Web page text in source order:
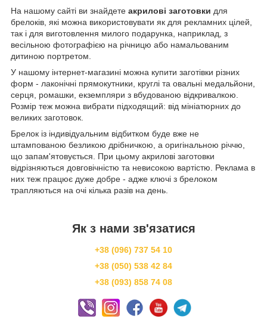
На нашому сайті ви знайдете акрилові заготовки для
брелоків, які можна використовувати як для рекламних цілей,
так і для виготовлення милого подарунка, наприклад, з
весільною фотографією на річницю або намальованим
дитиною портретом.
У нашому інтернет-магазині можна купити заготівки різних
форм - лаконічні прямокутники, круглі та овальні медальйони,
серця, ромашки, екземпляри з вбудованою відкривалкою.
Розмір теж можна вибрати підходящий: від мініатюрних до
великих заготовок.
Брелок із індивідуальним відбитком буде вже не
штампованою безликою дрібничкою, а оригінальною річчю,
що запам'ятовується. При цьому акрилові заготовки
відрізняються довговічністю та невисокою вартістю. Реклама в
них теж працює дуже добре - адже ключі з брелоком
трапляються на очі кілька разів на день.
Як з нами зв'язатися
+38 (096) 737 54 10
+38 (050) 538 42 84
+38 (093) 858 74 08